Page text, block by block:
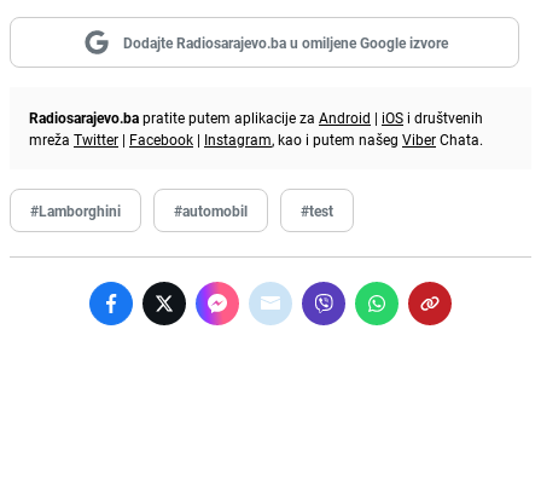
Dodajte Radiosarajevo.ba u omiljene Google izvore
Radiosarajevo.bapratite putem aplikacije za Android | iOS i društvenih
mreža Twitter | Facebook | Instagram, kao i putem našeg ViberChata.
#Lamborghini #automobil #test